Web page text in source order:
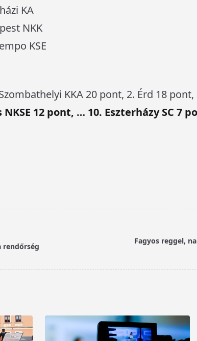
KA
NKK
KSE
KKA 20 pont, 2. Érd 18
12 pont, … 10. Eszterházy SC 7
rendőrség
Fagyos reggel,